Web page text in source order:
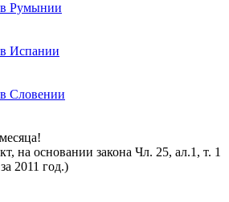
Румынии
Испании
Словении
на основании закона Чл. 25, ал.1, т. 1
2011 год.)